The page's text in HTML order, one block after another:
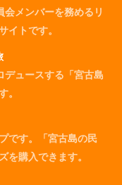
Back
メンバーを務めるリ
イトです。
デュースする「宮古島
。
です。「宮古島の民
を購入できます。